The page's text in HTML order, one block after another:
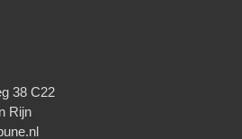
38 C22
Rijn